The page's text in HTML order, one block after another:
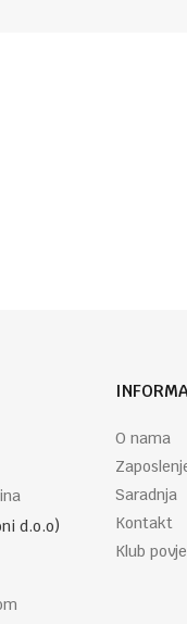
d.o.o)
O nama
Saradnja
Kontakt
Klub